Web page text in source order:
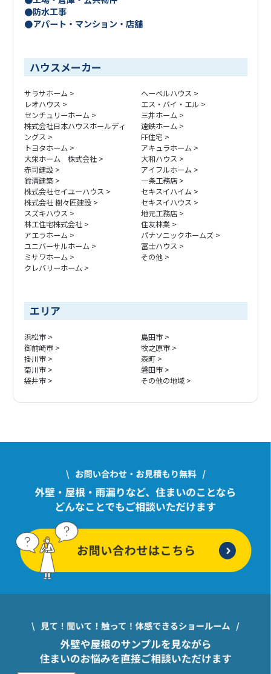
防水工事
アパート・マンション・店舗
ハウスメーカー
サラサホーム
レオハウス
センチュリーホーム
株式会社日本ハウスホールディ
ングス
トヨタホーム
大栄ホーム 株式会社
赤司建設
鈴清建築
株式会社セイユーハウス
株式会社 樹々匠建設
スズキハウス
林工住宅株式会社
アエラホーム
ユニバーサルホーム
ミサワホーム
クレバリーホーム
ヘーベルハウス
エス・バイ・エル
三井ホーム
遠鉄ホーム
FF住宅
アキュラホーム
大和ハウス
アイフルホーム
一条工務店
セキスイハイム
セキスイハウス
地元工務店
住友林業
パナソニックホームズ
冨士ハウス
その他
エリア
浜松市
御前崎市
掛川市
菊川市
袋井市
島田市
牧之原市
森町
磐田市
その他の地域